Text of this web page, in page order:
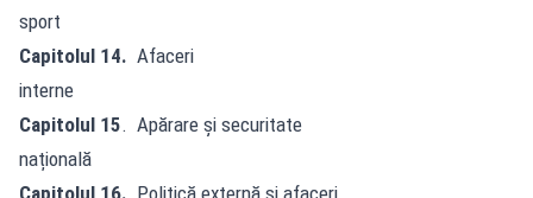
sport
Capitolul 14. Afaceri
interne
Capitolul 15. Apărare și securitate
națională
Capitolul 16. Politică externă și afaceri